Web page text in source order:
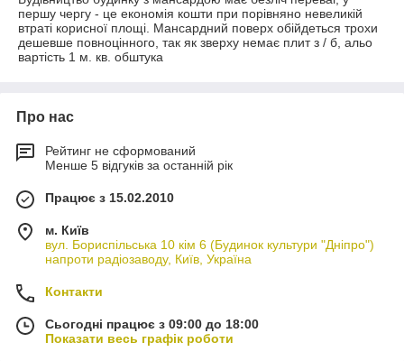
першу чергу - це економія кошти при порівняно невеликій
втраті корисної площі. Мансардний поверх обійдеться трохи
дешевше повноцінного, так як зверху немає плит з / б, альо
вартість 1 м. кв. обштука
Про нас
Рейтинг не сформований
Менше 5 відгуків за останній рік
Працює з 15.02.2010
м. Київ
вул. Бориспільська 10 кім 6 (Будинок культури "Дніпро")
напроти радіозаводу, Київ, Україна
Контакти
Сьогодні працює з 09:00 до 18:00
Показати весь графік роботи